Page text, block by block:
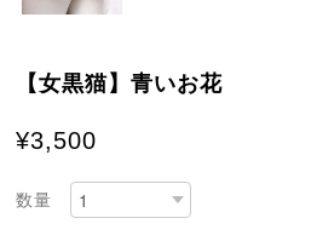
【女黒猫】青いお花
¥3,500
数量